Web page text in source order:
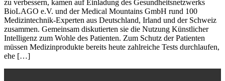
zu verbessern, kamen auf Einladung des Gesundheitsnetzwerks
BioLAGO e.V. und der Medical Mountains GmbH rund 100
Medizintechnik-Experten aus Deutschland, Irland und der Schweiz
zusammen. Gemeinsam diskutierten sie die Nutzung Künstlicher
Intelligenz zum Wohle des Patienten. Zum Schutz der Patienten
müssen Medizinprodukte bereits heute zahlreiche Tests durchlaufen,
ehe […]